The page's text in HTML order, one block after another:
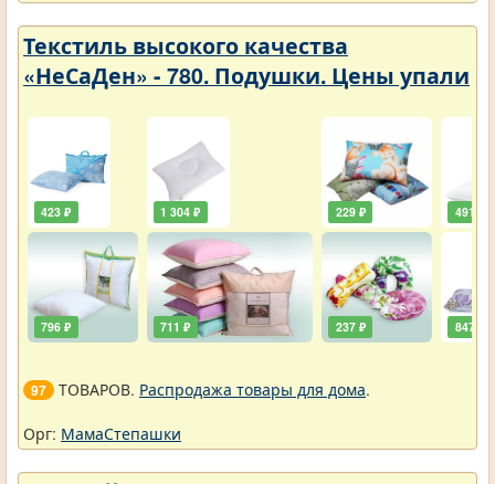
Текстиль высокого качества
«НеСаДен» - 780. Подушки. Цены упали
423 ₽
796 ₽
1 304 ₽
711 ₽
229 ₽
237 ₽
491 ₽
847 ₽
97 ТОВАРОВ. Распродажа товары для дома.
Орг: МамаСтепашки